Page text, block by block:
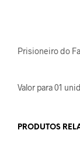
Prisioneiro do
Valor para 01
PRODUTOS